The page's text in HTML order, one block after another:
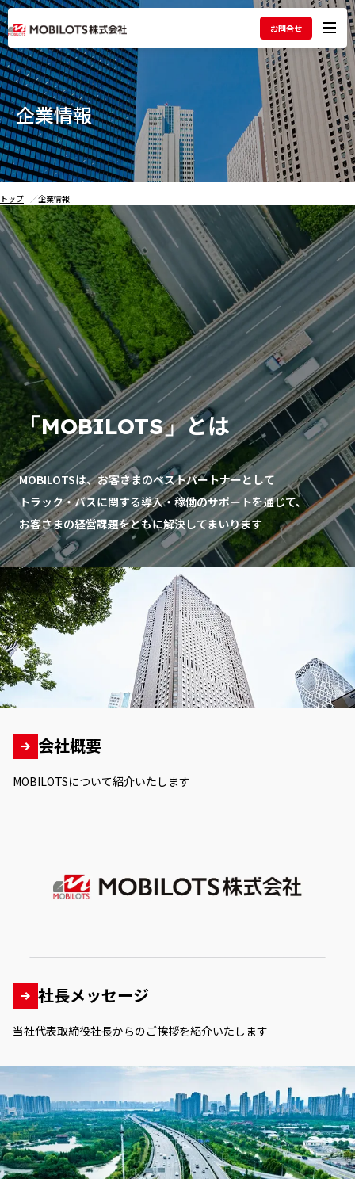
お問合せ
メ
ニ
ュ
ー
を
開
く
企業情報
トップ 企業情報
「MOBILOTS」とは
MOBILOTSは、お客さまのベストパートナーとして
トラック・バスに関する導入・稼働のサポートを通じて、
お客さまの経営課題をともに解決してまいります
会社概要
MOBILOTSについて紹介いたします
社長メッセージ
当社代表取締役社長からのご挨拶を紹介いたします